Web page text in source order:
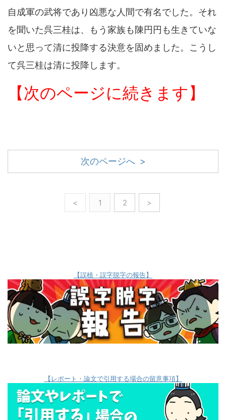
自成軍の武将であり凶悪な人間で有名でした。それ
を聞いた呉三桂は、もう家族も陳円円も生きていな
いと思って清に投降する決意を固めました。こうし
て呉三桂は清に投降します。
【次のページに続きます】
次のページへ >
< 1 2 >
【誤植・誤字脱字の報告】
【レポート・論文で引用する場合の留意事項】